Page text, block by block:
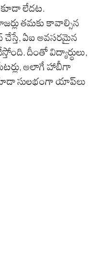
లేదట.
తమకు కావాల్సిన
ఏఐ అవసరమైన
దీంతో విద్యార్థులు,
అలాగే హాబీగా
సులభంగా యాప్‌లు